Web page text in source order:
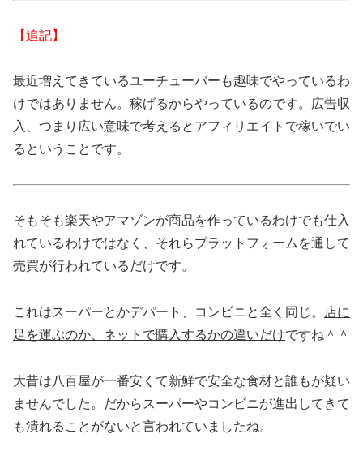
【追記】
最近増えてきているユーチューバーも趣味でやっているわ
けではありません。稼げるからやっているのです。広告収
入、つまり広い意味で考えるとアフィリエイトで稼いでい
るということです。
そもそも楽天やアマゾンが商品を作っているわけでも仕入
れているわけではなく、それらプラットフォームを通して
売買が行われているだけです。
これはスーパーとかデパート、コンビニと全く同じ。
店に
足を運ぶのか、ネットで購入するかの違いだけですね＾＾
大昔は八百屋が一番安くて新鮮で安全な食材と誰もが疑い
ませんでした。だからスーパーやコンビニが進出してきて
も潰れることがないと言われていましたね。